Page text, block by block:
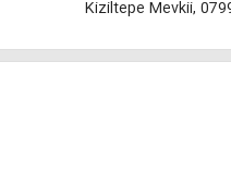
Kiziltepe Mevkii,